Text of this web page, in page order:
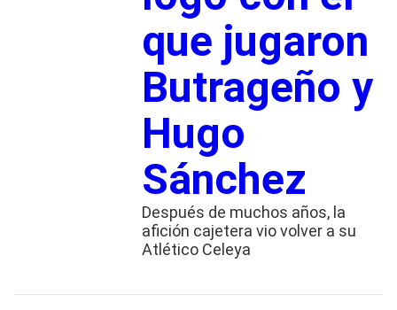
que jugaron
Butrageño y
Hugo
Sánchez
Después de muchos años, la
afición cajetera vio volver a su
Atlético Celeya